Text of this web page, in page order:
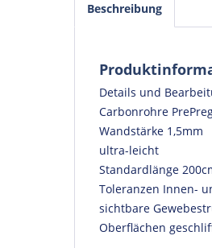
Beschreibung
Details und
Carbonrohre
Wandstärke 1,5mm
ultra-leicht
Standardlänge
Toleranzen Innen-
sichtbare
Oberflächen